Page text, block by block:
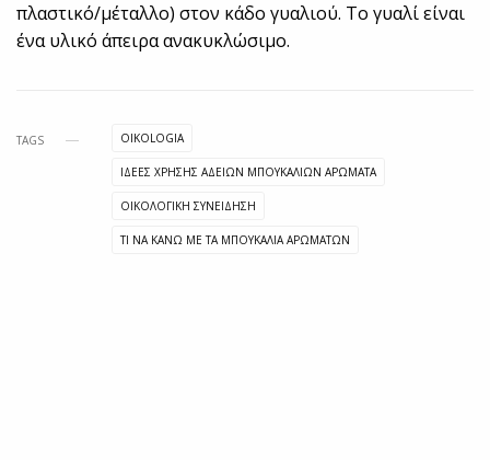
πλαστικό/μέταλλο) στον κάδο γυαλιού. Το γυαλί είναι
ένα υλικό άπειρα ανακυκλώσιμο.
TAGS OIKOLOGIA
ΙΔΕΕΣ ΧΡΗΣΗΣ ΑΔΕΙΩΝ ΜΠΟΥΚΑΛΙΩΝ ΑΡΩΜΑΤΑ
ΟΙΚΟΛΟΓΙΚΗ ΣΥΝΕΙΔΗΣΗ
ΤΙ ΝΑ ΚΑΝΩ ΜΕ ΤΑ ΜΠΟΥΚΑΛΙΑ ΑΡΩΜΑΤΩΝ